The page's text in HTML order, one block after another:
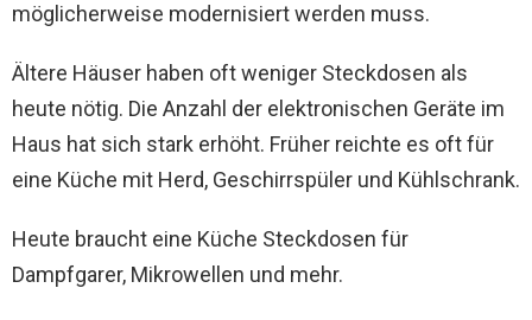
möglicherweise modernisiert werden muss.
Ältere Häuser haben oft weniger Steckdosen als
heute nötig. Die Anzahl der elektronischen Geräte im
Haus hat sich stark erhöht. Früher reichte es oft für
eine Küche mit Herd, Geschirrspüler und Kühlschrank.
Heute braucht eine Küche Steckdosen für
Dampfgarer, Mikrowellen und mehr.